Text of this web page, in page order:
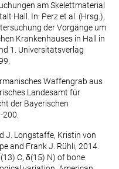
am Skelettmaterial
Hall. In: Perz et al. (Hrsg.),
der Vorgänge um
Krankenhauses in Hall in
1. Universitätsverlag
Waffengrab aus
Landesamt für
der Bayerischen
J. Longstaffe, Kristin von
and Frank J. Rühli, 2014.
C, δ(15) N) of bone